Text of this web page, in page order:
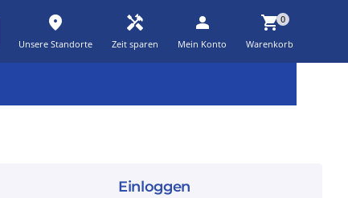
place
Unsere Standorte
handyman
Zeit sparen
person
Mein Konto
shopping_cart0
Warenkorb
Einloggen